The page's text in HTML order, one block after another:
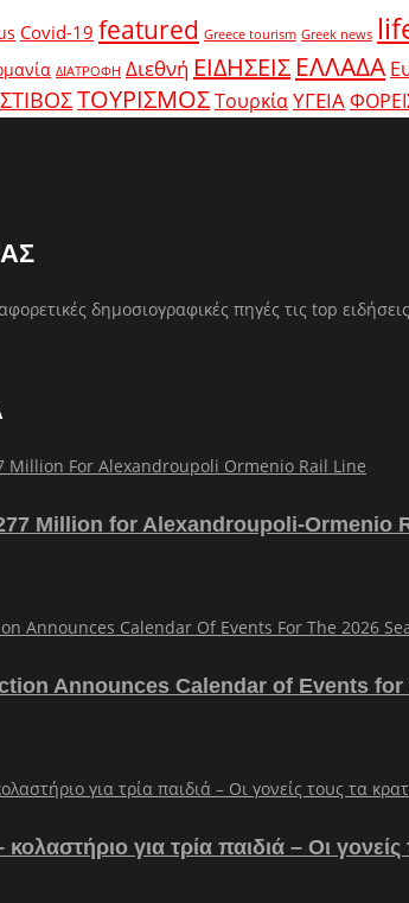
Covid-19 featured Greece tourism Greek news
ΔΙΑΤΡΟΦΗ Διεθνή ΕΙΔΗΣΕΙΣ ΕΛΛΑΔΑ
ΣΤΙΒΟΣΤΟΥΡΙΣΜΟΣΤουρκίαΥΓΕΙΑ
δημοσιογραφικές πηγές τις top
Million for Alexandroupoli-Ormenio
Announces Calendar of Events for
κολαστήριο για τρία παιδιά – Οι